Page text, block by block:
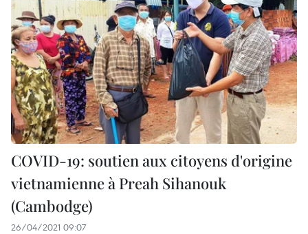
COVID-19: soutien aux citoyens d'origine
vietnamienne à Preah Sihanouk
(Cambodge)
26/04/2021 09:07